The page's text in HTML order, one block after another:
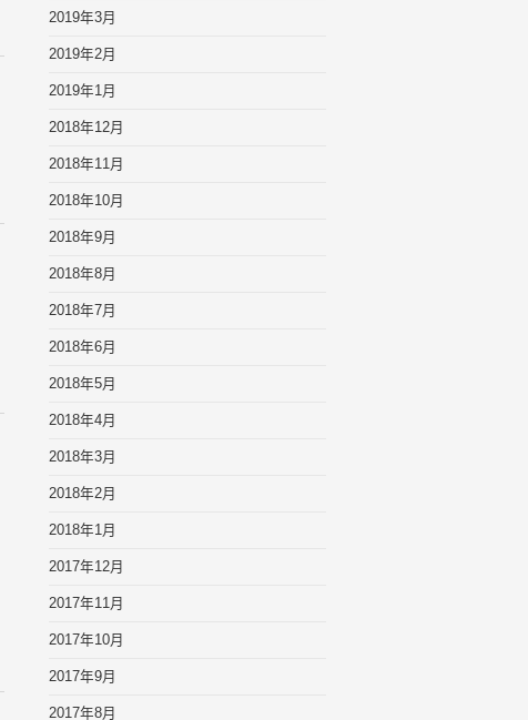
2019年3月
2019年2月
2019年1月
2018年12月
2018年11月
2018年10月
2018年9月
2018年8月
2018年7月
2018年6月
2018年5月
2018年4月
2018年3月
2018年2月
2018年1月
2017年12月
2017年11月
2017年10月
2017年9月
2017年8月